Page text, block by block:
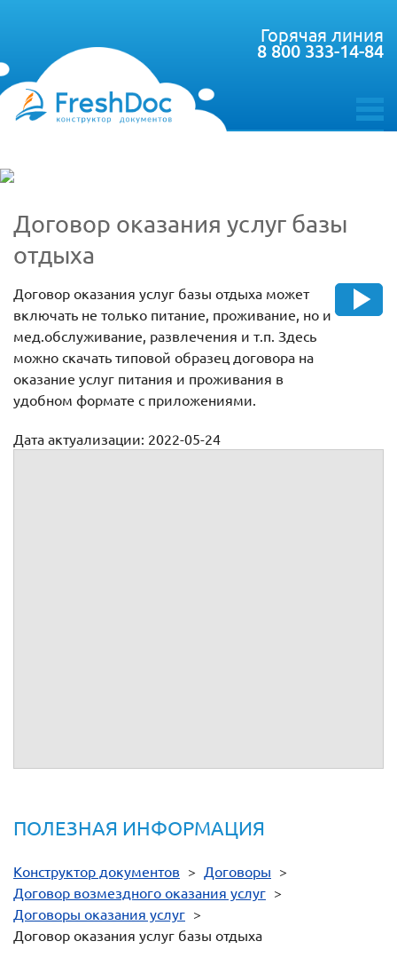
toggle
Горячая линия
8 800 333-14-84
Договор оказания услуг базы
отдыха
Договор оказания услуг базы отдыха может
включать не только питание, проживание, но и
мед.обслуживание, развлечения и т.п. Здесь
можно скачать типовой образец договора на
оказание услуг питания и проживания в
удобном формате с приложениями.
Дата актуализации: 2022-05-24
ПОЛЕЗНАЯ ИНФОРМАЦИЯ
Конструктор документов > Договоры >
Договор возмездного оказания услуг >
Договоры оказания услуг >
Договор оказания услуг базы отдыха